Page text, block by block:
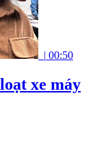
| 00:50
xe máy